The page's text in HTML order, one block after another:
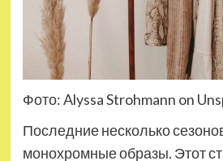
Фото: Alyssa Strohmann on
Последние несколько
монохромные образы. Этот